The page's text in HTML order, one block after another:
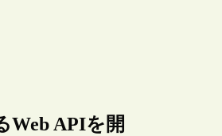
Web APIを開